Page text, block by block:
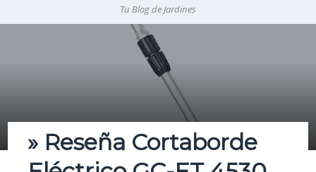
Tu Blog de Jardines
» Reseña Cortaborde